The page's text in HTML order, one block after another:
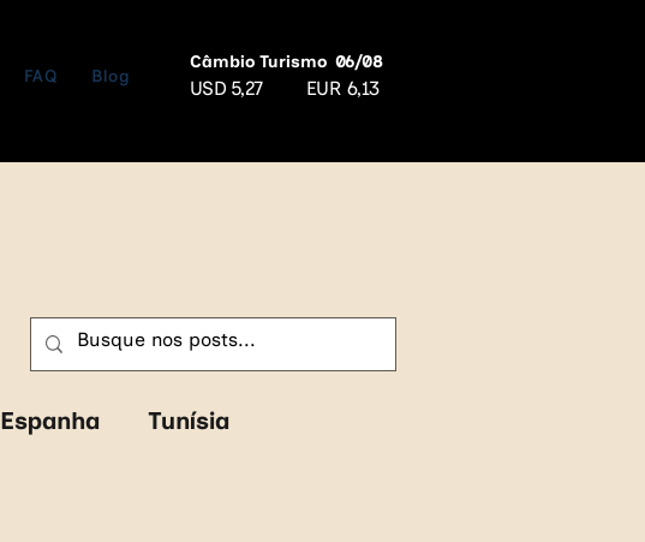
FAQ Blog
Câmbio Turismo 06/08
USD 5,27 EUR 6,13
Espanha Tunísia